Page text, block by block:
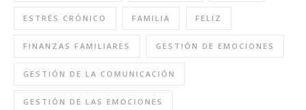
ESTRÉS CRÓNICO FAMILIA FELIZ
FINANZAS FAMILIARES GESTIÓN DE EMOCIONES
GESTIÓN DE LA COMUNICACIÓN
GESTIÓN DE LAS EMOCIONES